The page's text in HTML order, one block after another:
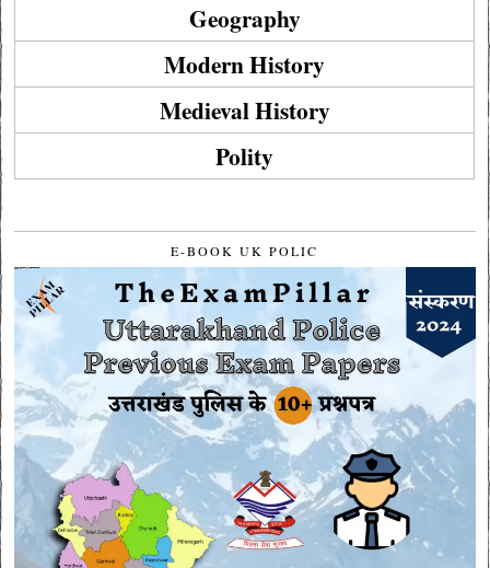
Geography
Modern History
Medieval History
Polity
E-BOOK UK POLIC